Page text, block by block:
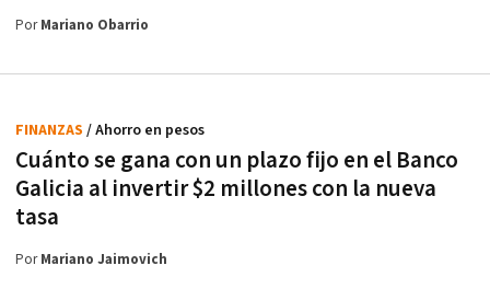
PorMariano Obarrio
Cuánto se gana con un plazo fijo en el Banco
Galicia al invertir $2 millones con la nueva
tasa
FINANZAS / Ahorro en pesos
PorMariano Jaimovich